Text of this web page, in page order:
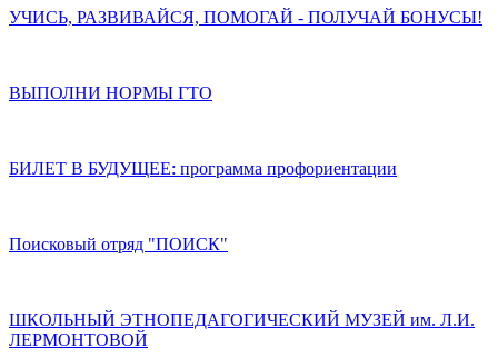
УЧИСЬ, РАЗВИВАЙСЯ, ПОМОГАЙ - ПОЛУЧАЙ БОНУСЫ!
ВЫПОЛНИ НОРМЫ ГТО
БИЛЕТ В БУДУЩЕЕ: программа профориентации
Поисковый отряд "ПОИСК"
ШКОЛЬНЫЙ ЭТНОПЕДАГОГИЧЕСКИЙ МУЗЕЙ им. Л.И.
ЛЕРМОНТОВОЙ